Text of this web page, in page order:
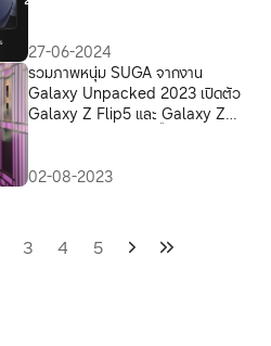
27-06-2024
รวมภาพหนุ่ม SUGA จากงาน
Galaxy Unpacked 2023 เปิดตัว
Galaxy Z Flip5 และ Galaxy Z
02-08-2023
3 4 5